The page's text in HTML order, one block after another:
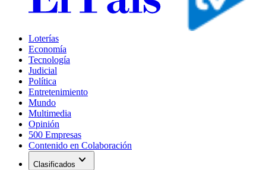
Loterías
Economía
Tecnología
Judicial
Política
Entretenimiento
Mundo
Multimedia
Opinión
500 Empresas
Contenido en Colaboración
Clasificados expand_more